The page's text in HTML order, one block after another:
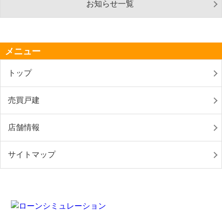
お知らせ一覧
メニュー
トップ
売買戸建
店舗情報
サイトマップ